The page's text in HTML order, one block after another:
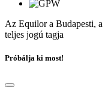
Az Equilor a Budapesti, a
teljes jogú tagja
Próbálja ki most!